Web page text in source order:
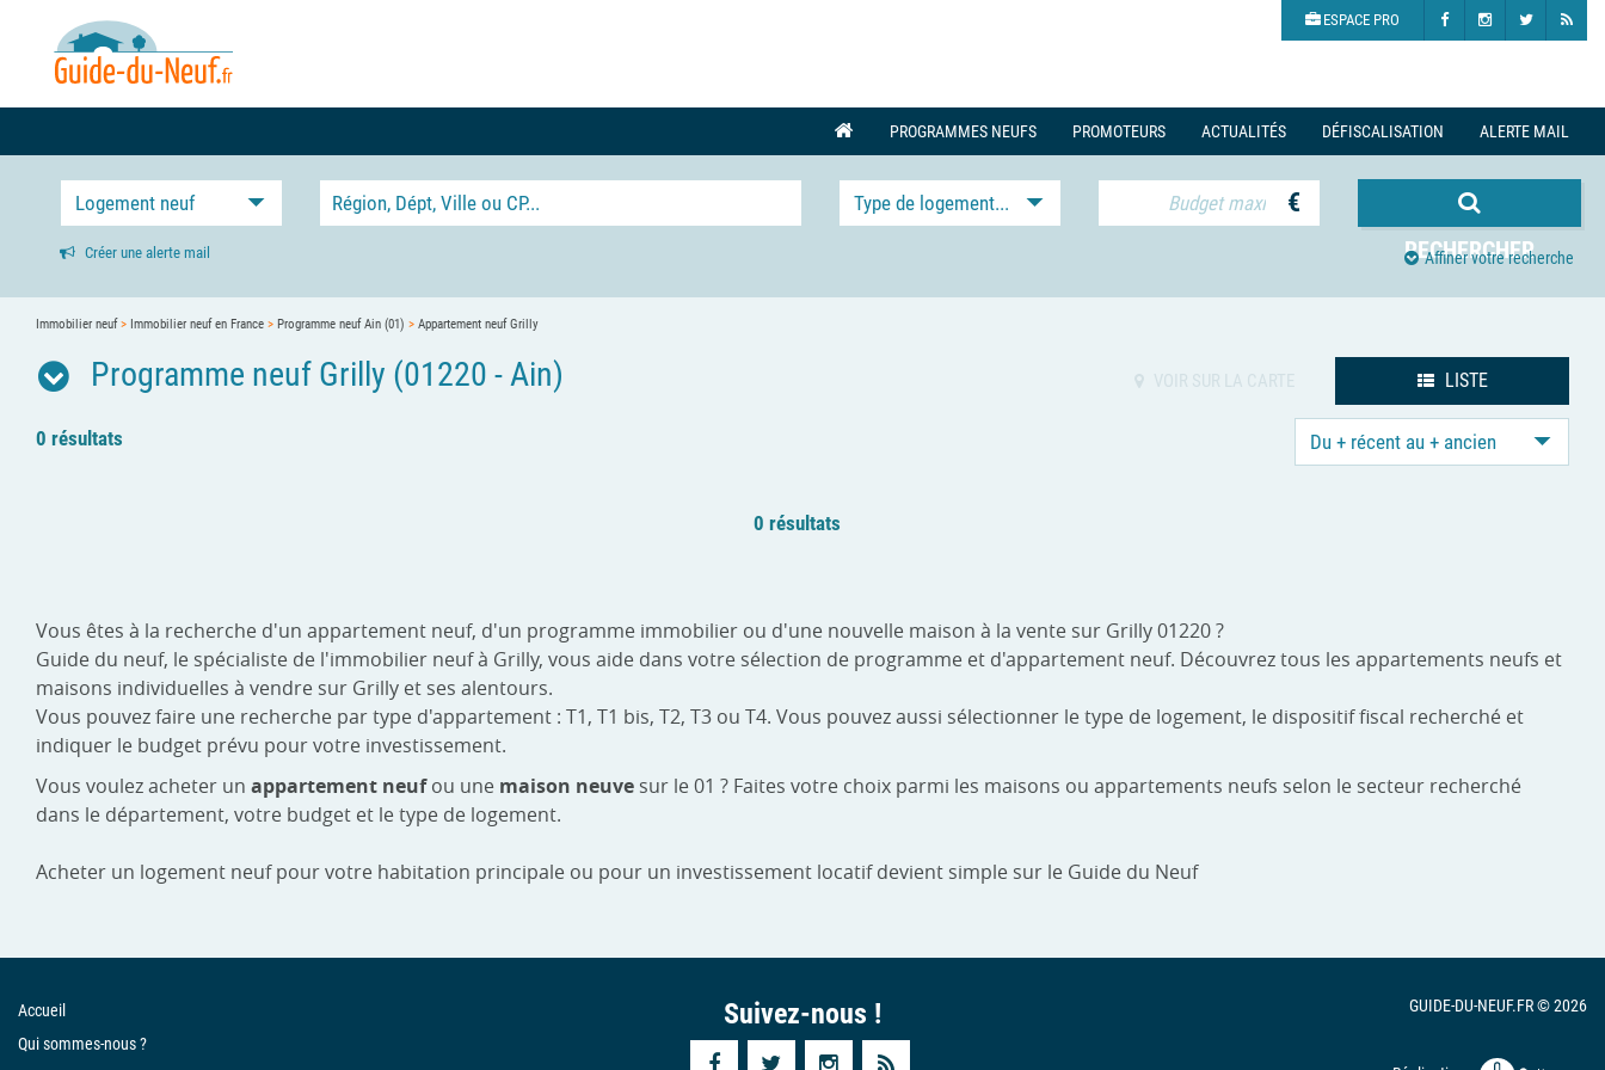
ESPACE PRO
PROGRAMMES NEUFS PROMOTEURS ACTUALITÉS DÉFISCALISATION ALERTE MAIL
Logement neuf Type de logement... €
RECHERCHER
Créer une alerte mail Affiner votre recherche
Immobilier neuf> Immobilier neuf en France > Programme neuf Ain (01) > Appartement neuf Grilly
Programme neuf Grilly (01220 - Ain) VOIR SUR LA CARTE LISTE
0 résultats Du + récent au + ancien
0 résultats
Vous êtes à la recherche d'un appartement neuf, d'un programme immobilier ou d'une nouvelle maison à la vente sur Grilly 01220 ?
Guide du neuf, le spécialiste de l'immobilier neuf à Grilly, vous aide dans votre sélection de programme et d'appartement neuf. Découvrez tous les appartements neufs et
maisons individuelles à vendre sur Grilly et ses alentours.
Vous pouvez faire une recherche par type d'appartement : T1, T1 bis, T2, T3 ou T4. Vous pouvez aussi sélectionner le type de logement, le dispositif fiscal recherché et
indiquer le budget prévu pour votre investissement.
Vous voulez acheter un appartement neufou une maison neuve sur le 01 ? Faites votre choix parmi les maisons ou appartements neufs selon le secteur recherché
dans le département, votre budget et le type de logement.
Acheter un logement neuf pour votre habitation principale ou pour un investissement locatif devient simple sur le Guide du Neuf
Accueil
Qui sommes-nous ?
Suivez-nous ! GUIDE-DU-NEUF.FR © 2026